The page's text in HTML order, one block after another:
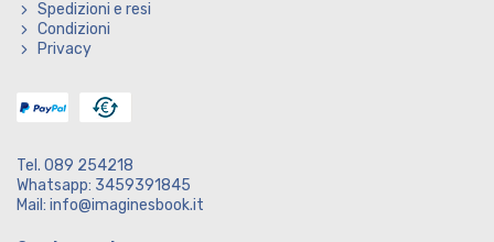
Spedizioni e resi
Condizioni
Privacy
Tel. 089 254218
Whatsapp: 3459391845
Mail: info@imaginesbook.it